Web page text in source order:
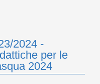
2024 -
per le
2024